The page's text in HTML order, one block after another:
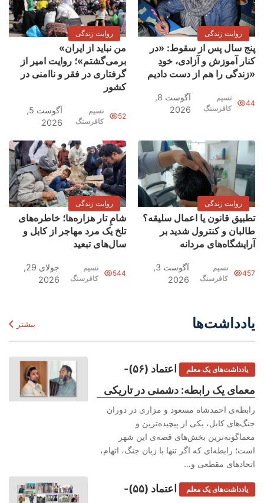
روایت زندگی
پنج سال پس از سقوط: «در
کنار آموزش و آزادی، خودِ
زندگی را هم از دست دادیم»
آگوست 8,
2026
نسیم
کافرسنگ
44
روایت زندگی
«من نباید از ایران
برمی‌گشتم»؛ روایت امیر از
گرفتاری در فقر و ناامنی در
کشور
آگوست 5,
2026
نسیم
کافرسنگ
52
روایت زندگی
تطبیق قانون یا اعمال سلیقه‌؟
طالبان و کنترول شدید بر
آرایشگاه‌های مردانه
آگوست 3,
2026
نسیم
کافرسنگ
457
روایت زندگی
شامِ تار هزاره‌ها؛ خاطره‌های
تلخ یک مرد مهاجر از کابل و
سال‌های تبعید
جولای 29,
2026
نسیم
کافرسنگ
544
یادداشت‌ها بیشتر
یادداشت‌های یک معلم
اعتماد (۵۶)-
معمای یک رابطه: دشمنی در تاریکی
رابطه‌ی احمدشاه مسعود و مزاری در دوران
جنگ‌های کابل، یکی از پیچیده‌ترین و
معماگونه‌ترین بخش‌های قصه‌ی این شهر
است؛ رابطه‌ای که اگر تنها با زبان جنگ، اتهام،
اتحادهای مقطعی و…
یادداشت‌های یک معلم
اعتماد (۵۵)-